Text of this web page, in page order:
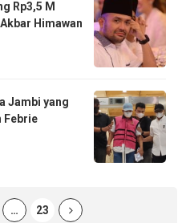
Rp3,5 M
Himawan
Jambi yang
Febrie
… 23